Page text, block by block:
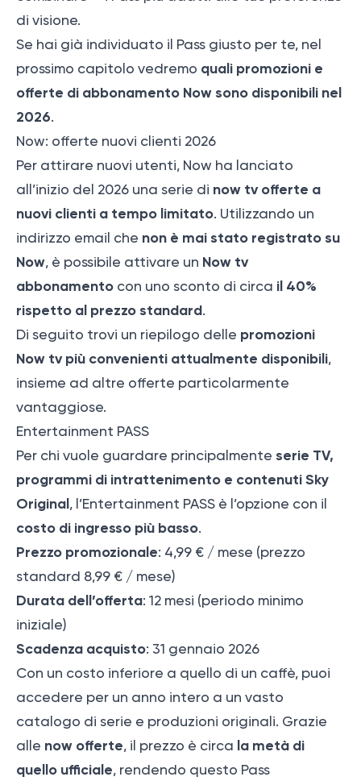
di visione.
Se hai già individuato il Pass giusto per te, nel
prossimo capitolo vedremo quali promozioni e
offerte di abbonamento Now sono disponibili nel
2026.
Now: offerte nuovi clienti 2026
Per attirare nuovi utenti, Now ha lanciato
all’inizio del 2026 una serie di now tv offerte a
nuovi clienti a tempo limitato. Utilizzando un
indirizzo email che non è mai stato registrato su
Now, è possibile attivare un Now tv
abbonamento con uno sconto di circa il 40%
rispetto al prezzo standard.
Di seguito trovi un riepilogo delle promozioni
Now tv più convenienti attualmente disponibili,
insieme ad altre offerte particolarmente
vantaggiose.
Entertainment PASS
Per chi vuole guardare principalmente serie TV,
programmi di intrattenimento e contenuti Sky
Original, l’Entertainment PASS è l’opzione con il
costo di ingresso più basso.
Prezzo promozionale: 4,99 € / mese (prezzo
standard 8,99 € / mese)
Durata dell’offerta: 12 mesi (periodo minimo
iniziale)
Scadenza acquisto: 31 gennaio 2026
Con un costo inferiore a quello di un caffè, puoi
accedere per un anno intero a un vasto
catalogo di serie e produzioni originali. Grazie
alle now offerte, il prezzo è circa la metà di
quello ufficiale, rendendo questo Pass